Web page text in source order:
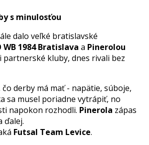
s minulosťou
dalo veľké bratislavské
WB 1984 Bratislava a Pinerolou
partnerské kluby, dnes rivali bez
derby má mať - napätie, súboje,
sa musel poriadne vytrápiť, no
napokon rozhodli. Pinerola zápas
ďalej.
Futsal Team Levice.